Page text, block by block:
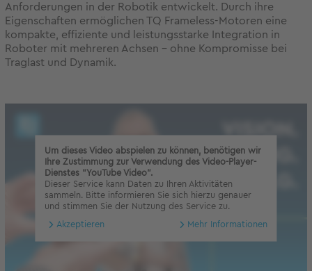
Anforderungen in der Robotik entwickelt. Durch ihre
Eigenschaften ermöglichen TQ Frameless-Motoren eine
kompakte, effiziente und leistungsstarke Integration in
Roboter mit mehreren Achsen – ohne Kompromisse bei
Traglast und Dynamik.
Um dieses Video abspielen zu können, benötigen wir
Ihre Zustimmung zur Verwendung des Video-Player-
Dienstes "YouTube Video".
Dieser Service kann Daten zu Ihren Aktivitäten
sammeln. Bitte informieren Sie sich hierzu genauer
und stimmen Sie der Nutzung des Service zu.
Akzeptieren Mehr Informationen